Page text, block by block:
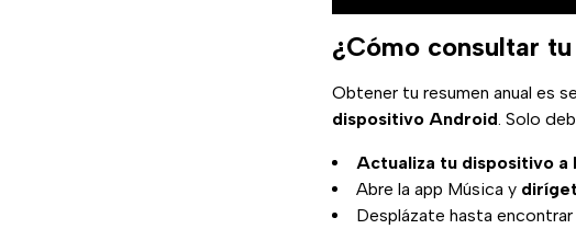
¿Cómo consultar
Obtener tu resumen anual es
dispositivo Android . Solo
Actualiza tu dispositivo a
Abre la app Música y
Desplázate hasta